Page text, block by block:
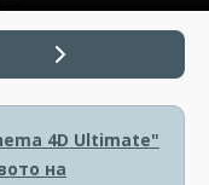
4D Ultimate"
на